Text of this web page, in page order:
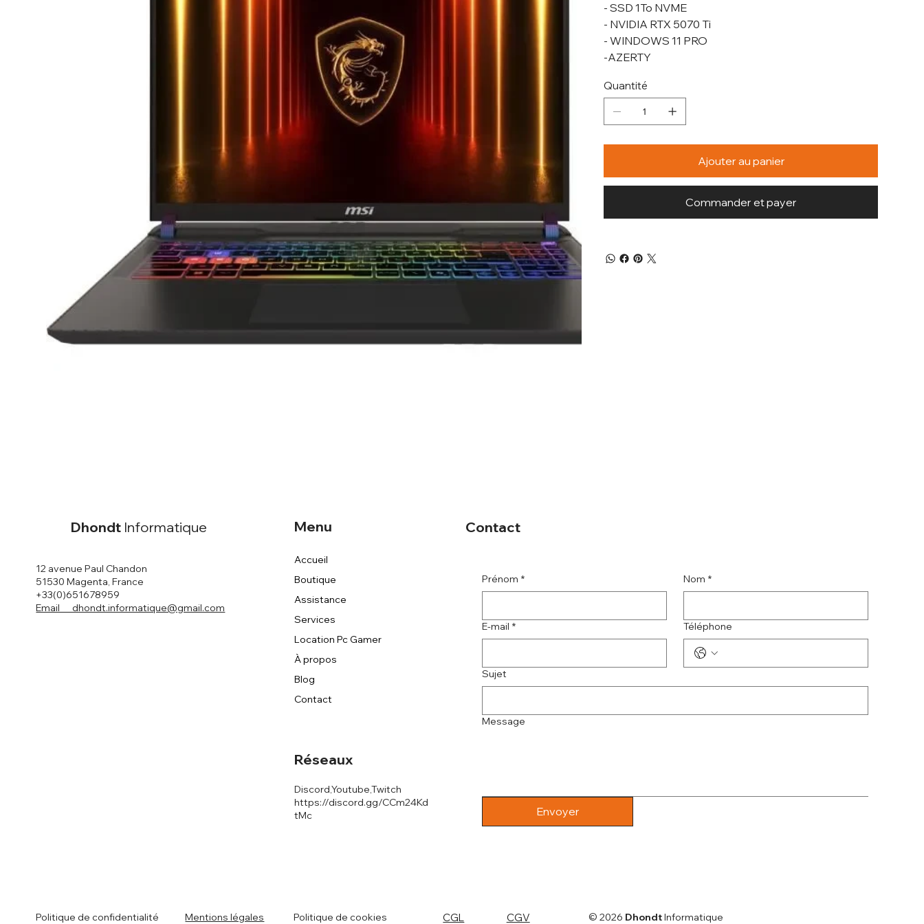
- SSD 1To NVME
- NVIDIA RTX 5070 Ti
- WINDOWS 11 PRO
-AZERTY
Quantité
Ajouter au panier
Commander et payer
12 avenue Paul Chandon
51530 Magenta, France
+33(0)651678959
Email dhondt.informatique@gmail.com
Dhondt Informatique
Discord,Youtube,Twitch
https://discord.gg/CCm24Kd
tMc
Réseaux
Accueil
Boutique
Assistance
Services
Location Pc Gamer
À propos
Blog
Contact
Menu
Prénom * Nom *
E-mail * Téléphone
Sujet
Message
Envoyer
Contact
Politique de confidentialité Mentions légales Politique de cookies CGL CGV © 2026 DhondtInformatique